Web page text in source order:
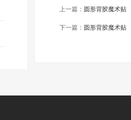
上一篇： 圆形背胶魔术贴
下一篇： 圆形背胶魔术贴